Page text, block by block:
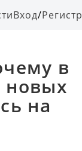
Вход/
в
новых
на